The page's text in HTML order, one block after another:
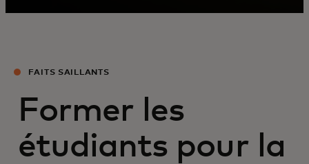
FAITS SAILLANTS
Former les
étudiants pour la